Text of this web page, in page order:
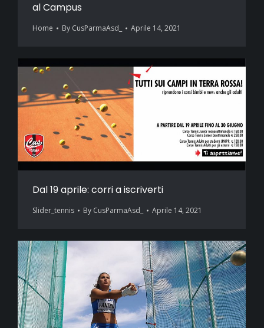
al Campus
Home By CusParmaAsd_ Aprile 14, 2021
Dal 19 aprile: corri a iscriverti
Slider_tennis By CusParmaAsd_ Aprile 14, 2021